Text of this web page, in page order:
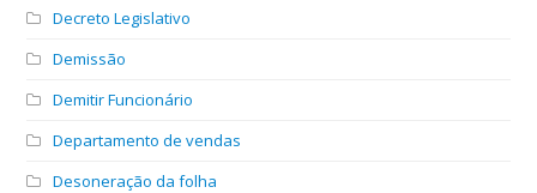
Decreto Legislativo
Demissão
Demitir Funcionário
Departamento de vendas
Desoneração da folha